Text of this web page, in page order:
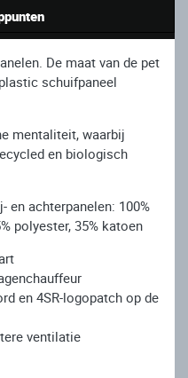
De maat van de pet
schuifpaneel
mentaliteit, waarbij
en biologisch
en achterpanelen: 100%
polyester, 35% katoen
en 4SR-logopatch op de
ventilatie